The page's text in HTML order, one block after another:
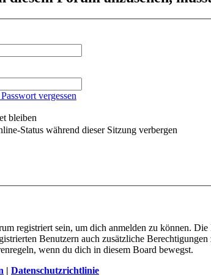
vergessen
bleiben
Status während dieser Sitzung verbergen
registriert sein, um dich anmelden zu können.
Benutzern auch zusätzliche
wenn du dich in diesem Board bewegst.
| Datenschutzrichtlinie